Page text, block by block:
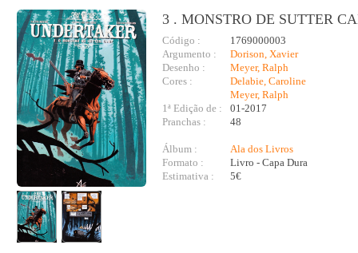
3 . MONSTRO DE SUTTER
Código :
1769000003
Argumento :
Dorison, Xavier
Desenho :
Meyer, Ralph
Cores :
Delabie, Caroline
Meyer, Ralph
1ª Edição de :
01-2017
Pranchas :
48
Álbum :
Ala dos Livros
Formato :
Livro - Capa Dura
Estimativa :
5€